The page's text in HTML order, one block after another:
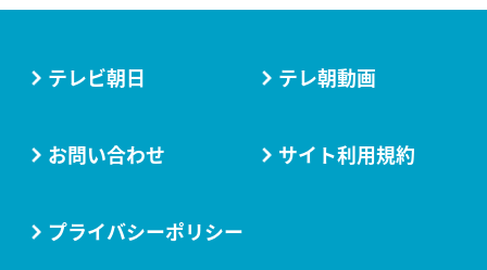
テレビ朝日 テレ朝動画
お問い合わせ サイト利用規約
プライバシーポリシー